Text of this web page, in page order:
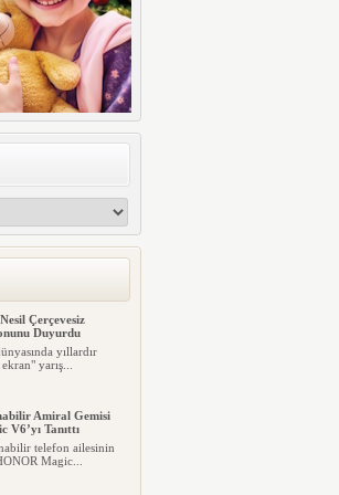
Çerçevesiz
Duyurdu
yıllardır
yarış...
Amiral Gemisi
V6’yı Tanıttı
telefon ailesinin
Magic...